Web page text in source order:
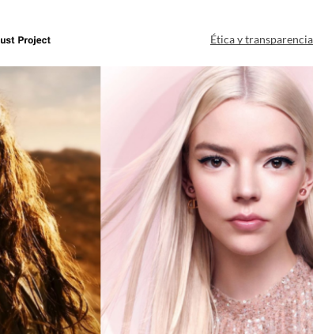
Ética y